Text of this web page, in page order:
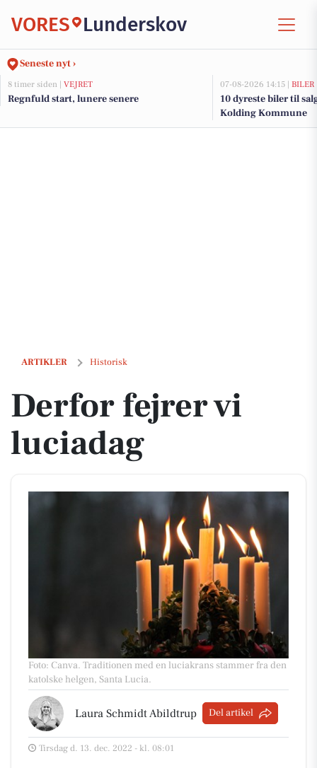
VORES Lunderskov
Seneste nyt ›
8 timer siden | VEJRET
Regnfuld start, lunere senere
07-08-2026 14:15 | BILER
10 dyreste biler til
Kolding Kommune
ARTIKLER Historisk
Derfor fejrer vi luciadag
Derfor fejrer vi
luciadag
Foto: Canva. Traditionen med en luciakrans stammer fra den
katolske helgen, Santa Lucia.
Laura Schmidt Abildtrup Del artikel
Tirsdag d. 13. dec. 2022 - kl. 08:01